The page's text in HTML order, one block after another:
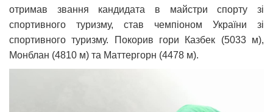
отримав звання кандидата в майстри спорту зі
спортивного туризму, став чемпіоном України зі
спортивного туризму. Покорив гори Казбек (5033 м),
Монблан (4810 м) та Маттергорн (4478 м).